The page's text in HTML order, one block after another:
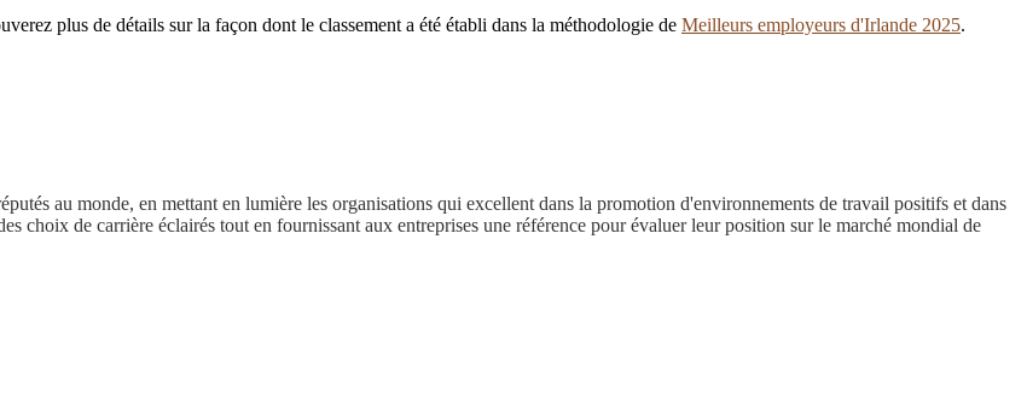
plus de détails sur la façon dont le classement a été établi dans la méthodologie de Meilleurs employeurs d'Irlande 2025.
au monde, en mettant en lumière les organisations qui excellent dans la promotion d'environnements de travail positifs et dans
choix de carrière éclairés tout en fournissant aux entreprises une référence pour évaluer leur position sur le marché mondial de